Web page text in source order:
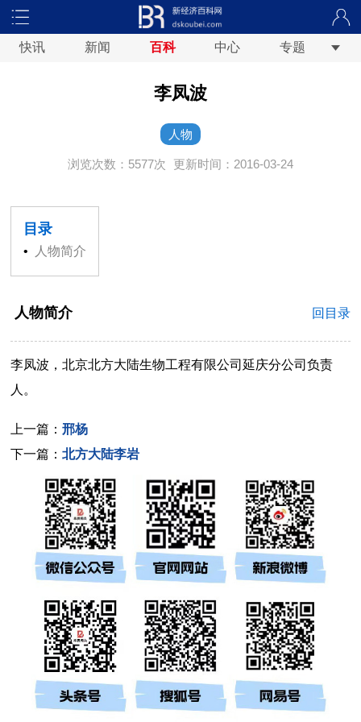
快讯 新闻 百科 中心 专题
李凤波
人物
浏览次数：5577次 更新时间：2016-03-24
目录
• 人物简介
人物简介 回目录
李凤波，北京北方大陆生物工程有限公司延庆分公司负责
人。
上一篇：邢杨
下一篇：北方大陆李岩